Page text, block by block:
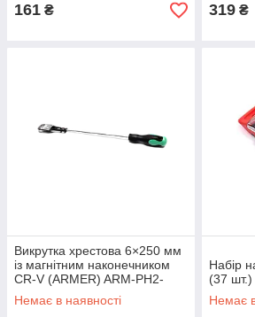
161 ₴ 319 ₴
Викрутка хрестова 6×250 мм
із магнітним наконечником
CR-V (ARMER) ARM-PH2-
6250
Немає в наявності
Набір
(37
Немає